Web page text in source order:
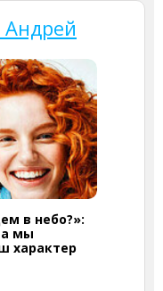
Андрей
в небо?»:
а мы
характер